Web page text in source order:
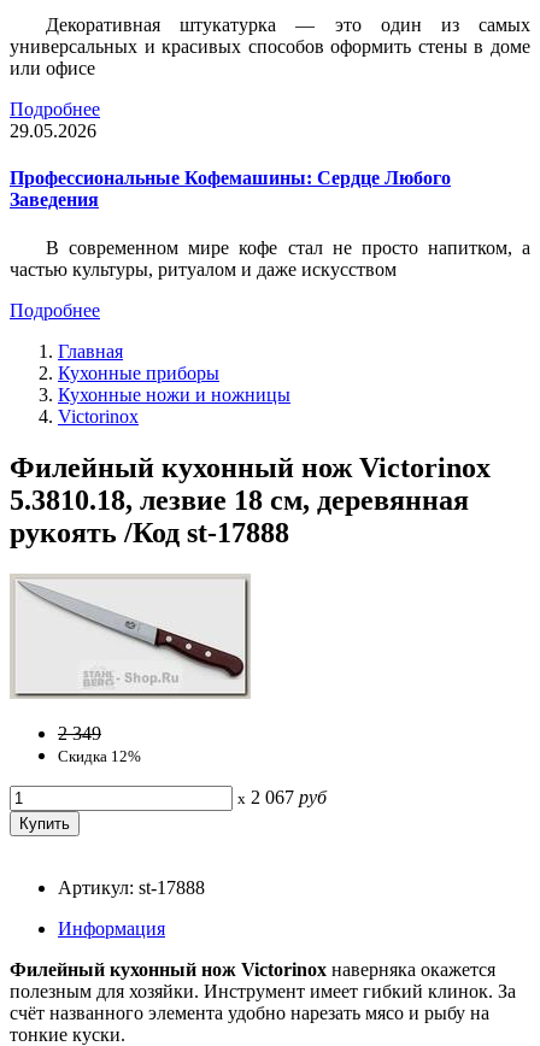
Декоративная штукатурка — это один из самых
универсальных и красивых способов оформить стены в доме
или офисе
Подробнее
29.05.2026
Профессиональные Кофемашины: Сердце Любого
Заведения
В современном мире кофе стал не просто напитком, а
частью культуры, ритуалом и даже искусством
Подробнее
Главная
Кухонные приборы
Кухонные ножи и ножницы
Victorinox
Филейный кухонный нож Victorinox
5.3810.18, лезвие 18 см, деревянная
рукоять /Код st-17888
2 349
Скидка 12%
x 2 067 руб
Артикул: st-17888
Информация
Филейный кухонный нож Victorinox наверняка окажется
полезным для хозяйки. Инструмент имеет гибкий клинок. За
счёт названного элемента удобно нарезать мясо и рыбу на
тонкие куски.